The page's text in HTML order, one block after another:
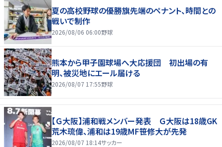
夏の高校野球の優勝旗先端のペナント、時間との
戦いで制作
2026/08/06 06:00野球
熊本から甲子園球場へ大応援団 初出場の有
明、被災地にエール届ける
2026/08/07 17:55野球
【Ｇ大阪】浦和戦メンバー発表 Ｇ大阪は18歳GK
荒木琉偉、浦和は19歳MF笹修大が先発
2026/08/07 18:14サッカー